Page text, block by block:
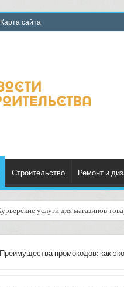
Карта сайта
Строительство Ремонт и
услуги для магазинов
настроить автоматическое
Преимущества промокодов: как